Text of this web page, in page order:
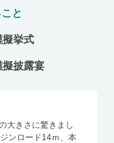
と
擬挙式
擬披露宴
大きさに驚きまし
ンロード14ｍ、本